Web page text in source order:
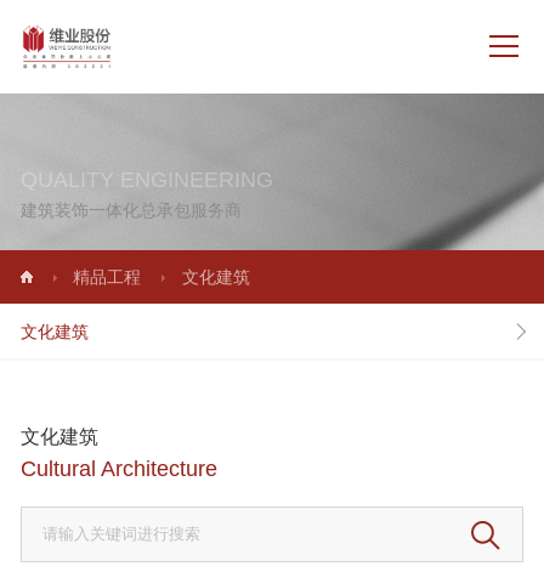
QUALITY ENGINEERING
建筑装饰一体化总承包服务商
文化建筑
精品工程 文化建筑
文化建筑
Cultural Architecture